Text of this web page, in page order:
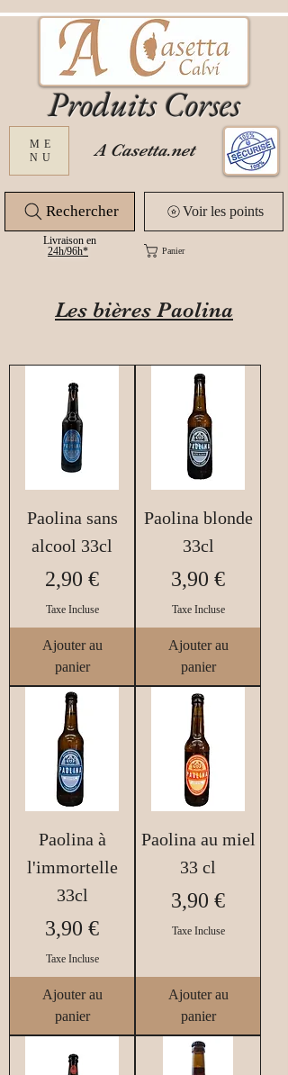
ME
NU
Produits Corses
Livraison en
24h/96h* Panier
Voir les points
A Casetta.net
Rechercher
Les bières Paolina
Paolina sans
alcool 33cl
Prix
2,90 €
Taxe Incluse
Ajouter au
panier
Paolina blonde
33cl
Prix
3,90 €
Taxe Incluse
Ajouter au
panier
Paolina à
l'immortelle
33cl
Prix
3,90 €
Taxe Incluse
Ajouter au
panier
Paolina au miel
33 cl
Prix
3,90 €
Taxe Incluse
Ajouter au
panier